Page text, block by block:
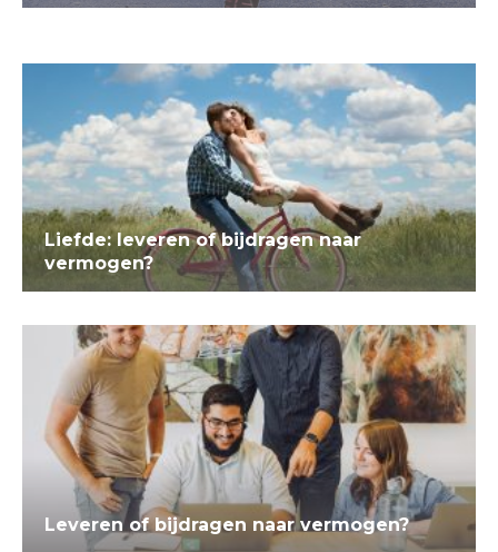
Liefde: leveren of bijdragen naar
vermogen?
Leveren of bijdragen naar vermogen?